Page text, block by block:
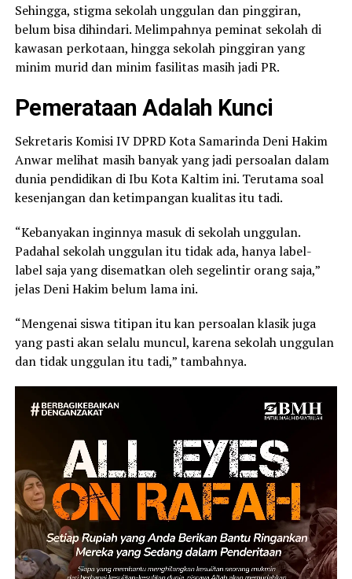
Sehingga, stigma sekolah unggulan dan pinggiran,
belum bisa dihindari. Melimpahnya peminat sekolah di
kawasan perkotaan, hingga sekolah pinggiran yang
minim murid dan minim fasilitas masih jadi PR.
Pemerataan Adalah Kunci
Sekretaris Komisi IV DPRD Kota Samarinda Deni Hakim
Anwar melihat masih banyak yang jadi persoalan dalam
dunia pendidikan di Ibu Kota Kaltim ini. Terutama soal
kesenjangan dan ketimpangan kualitas itu tadi.
“Kebanyakan inginnya masuk di sekolah unggulan.
Padahal sekolah unggulan itu tidak ada, hanya label-
label saja yang disematkan oleh segelintir orang saja,”
jelas Deni Hakim belum lama ini.
“Mengenai siswa titipan itu kan persoalan klasik juga
yang pasti akan selalu muncul, karena sekolah unggulan
dan tidak unggulan itu tadi,” tambahnya.